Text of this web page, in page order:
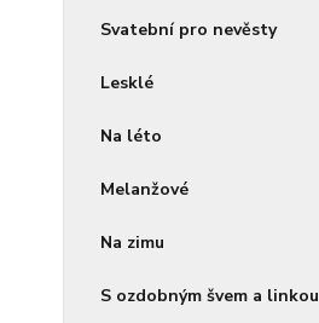
Svatební pro nevěsty
Lesklé
Na léto
Melanžové
Na zimu
S ozdobným švem a linkou